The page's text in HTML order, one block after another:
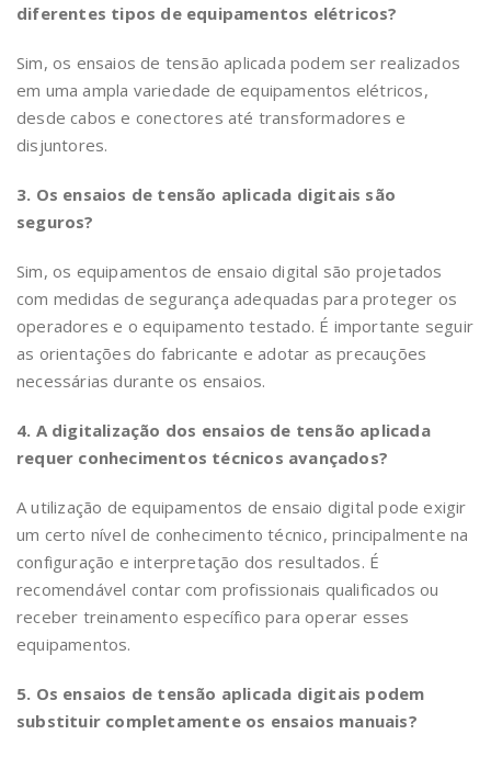
diferentes tipos de equipamentos elétricos?
Sim, os ensaios de tensão aplicada podem ser realizados
em uma ampla variedade de equipamentos elétricos,
desde cabos e conectores até transformadores e
disjuntores.
3. Os ensaios de tensão aplicada digitais são
seguros?
Sim, os equipamentos de ensaio digital são projetados
com medidas de segurança adequadas para proteger os
operadores e o equipamento testado. É importante seguir
as orientações do fabricante e adotar as precauções
necessárias durante os ensaios.
4. A digitalização dos ensaios de tensão aplicada
requer conhecimentos técnicos avançados?
A utilização de equipamentos de ensaio digital pode exigir
um certo nível de conhecimento técnico, principalmente na
configuração e interpretação dos resultados. É
recomendável contar com profissionais qualificados ou
receber treinamento específico para operar esses
equipamentos.
5. Os ensaios de tensão aplicada digitais podem
substituir completamente os ensaios manuais?